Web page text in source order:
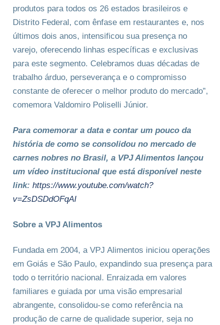
produtos para todos os 26 estados brasileiros e
Distrito Federal, com ênfase em restaurantes e, nos
últimos dois anos, intensificou sua presença no
varejo, oferecendo linhas específicas e exclusivas
para este segmento. Celebramos duas décadas de
trabalho árduo, perseverança e o compromisso
constante de oferecer o melhor produto do mercado”,
comemora Valdomiro Poliselli Júnior.
Para comemorar a data e contar um pouco da
história de como se consolidou no mercado de
carnes nobres no Brasil, a VPJ Alimentos lançou
um vídeo institucional que está disponível neste
link: https://www.youtube.com/watch?
v=ZsDSDdOFqAI
Sobre a VPJ Alimentos
Fundada em 2004, a VPJ Alimentos iniciou operações
em Goiás e São Paulo, expandindo sua presença para
todo o território nacional. Enraizada em valores
familiares e guiada por uma visão empresarial
abrangente, consolidou-se como referência na
produção de carne de qualidade superior, seja no